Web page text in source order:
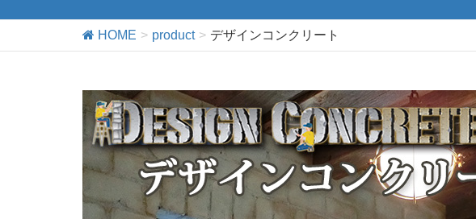
HOME product デザインコンクリート